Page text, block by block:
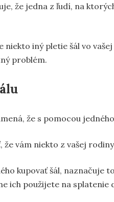
že jedna z ľudí, na
niekto iný pletie šál vo
problém.
že s pomocou
že vám niekto z vašej
kupovať šál, naznačuje
ich použijete na splatenie